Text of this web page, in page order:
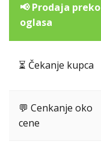
📢 Prodaja preko
oglasa
⏳ Čekanje kupca
💬 Cenkanje oko
cene